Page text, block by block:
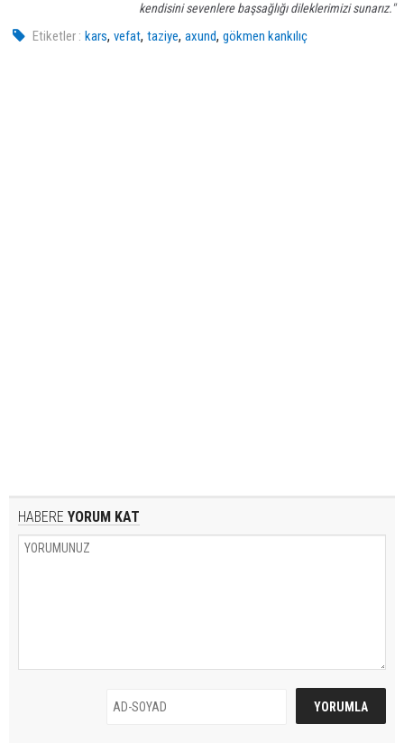
kendisini sevenlere başsağlığı dileklerimizi sunarız."
Etiketler : kars,vefat,taziye,axund,gökmen kankılıç
HABERE YORUM KAT